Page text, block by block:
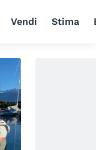
Vendi Stima